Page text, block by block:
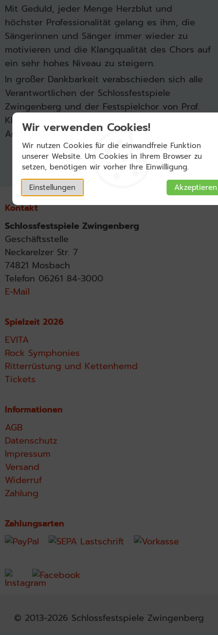
Wir verwenden Cookies!
Wir nutzen Cookies für die einwandfreie Funktion
unserer Website. Um Cookies in Ihrem Browser zu
setzen, benötigen wir vorher Ihre Einwilligung.
Einstellungen
Akzeptieren
Mit Geduld, jeder Menge Herzblut und
höchster Professionalität gelang es ihm, die
Sängerinnen und Sänger immer wieder zu
motivieren und die Klangqualität des Chors auf
ein sehr hohes Niveau zu steigern.
In großer Dankbarkeit verabschieden sich alle
Verantwortlichen der Schlossfestspiele
Zwingenberg und der Festspielchor von Prof.
Klaus Eisenmann und werden ihm ein ehrendes
Andenken bewahren.
Kontakt
Schlossfestspiele Zwingenberg
Geschäftsstelle
Neckarelzer Str. 7
74821 Mosbach
Telefon 06261 84-3000
E-Mail
Spielzeit 2026
EVITA
Rock Symphonies
Ritterrüstung und Kettenhemd
Tickets
Informationen
AGB
Datenschutz
Impressum
Versand
Widerruf
Zahlung
Zahlungsarten
© 2013-2026 Schlossfestspiele Zwingenberg